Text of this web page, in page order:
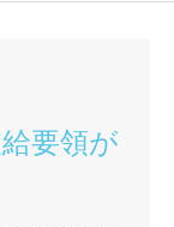
要領が